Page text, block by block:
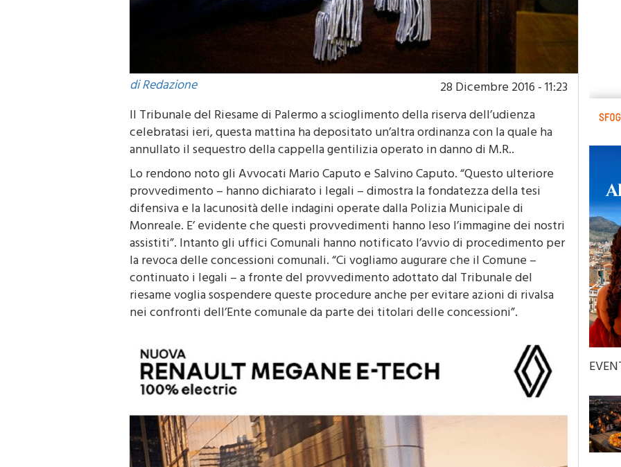
di Redazione
28 Dicembre 2016 - 11:23
Il Tribunale del Riesame di Palermo a scioglimento della riserva dell’udienza
celebratasi ieri, questa mattina ha depositato un’altra ordinanza con la quale ha
annullato il sequestro della cappella gentilizia operato in danno di M.R..
Lo rendono noto gli Avvocati Mario Caputo e Salvino Caputo. “Questo ulteriore
provvedimento – hanno dichiarato i legali – dimostra la fondatezza della tesi
difensiva e la lacunosità delle indagini operate dalla Polizia Municipale di
Monreale. E’ evidente che questi provvedimenti hanno leso l’immagine dei nostri
assistiti”. Intanto gli uffici Comunali hanno notificato l’avvio di procedimento per
la revoca delle concessioni comunali. “Ci vogliamo augurare che il Comune –
continuato i legali – a fronte del provvedimento adottato dal Tribunale del
riesame voglia sospendere queste procedure anche per evitare azioni di rivalsa
nei confronti dell’Ente comunale da parte dei titolari delle concessioni”.